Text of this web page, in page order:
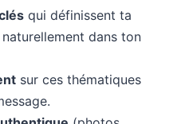
qui définissent ta
dans ton
sur ces thématiques